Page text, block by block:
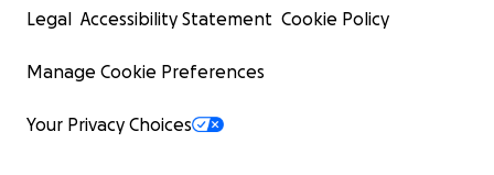
Legal Accessibility Statement Cookie Policy
Manage Cookie Preferences
Your Privacy Choices